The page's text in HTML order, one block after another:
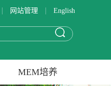
| 网站管理 | English
MEM培养